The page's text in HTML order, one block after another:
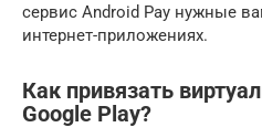
сервис Android Pay нужные
интернет-приложениях.
Как привязать
Google Play?